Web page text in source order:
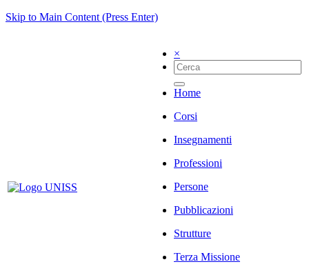
Skip to Main Content (Press Enter)
×
Home
Corsi
Insegnamenti
Professioni
Persone
Pubblicazioni
Strutture
Terza Missione